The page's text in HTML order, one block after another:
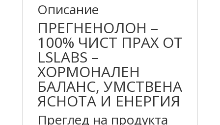
Описание
ПРЕГНЕНОЛОН –
100% ЧИСТ ПРАХ ОТ
LSLABS –
ХОРМОНАЛЕН
БАЛАНС, УМСТВЕНА
ЯСНОТА И ЕНЕРГИЯ
Преглед на продукта